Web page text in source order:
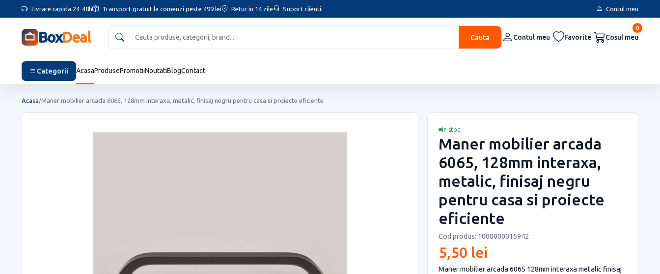
Livrare rapida 24-48h Transport gratuit la comenzi peste 499 lei Retur in 14 zile Suport clienti: Contul meu
BoxDeal Cauta Contul meu Favorite
0
Cosul meu
Categorii AcasaProdusePromotiiNoutatiBlogContact
Acasa/Maner mobilier arcada 6065, 128mm interaxa, metalic, finisaj negru pentru casa si proiecte eficiente
In stoc
Maner mobilier arcada
6065, 128mm interaxa,
metalic, finisaj negru
pentru casa si proiecte
eficiente
Cod produs: 1000000015942
5,50 lei
Maner mobilier arcada 6065 128mm interaxa metalic finisaj